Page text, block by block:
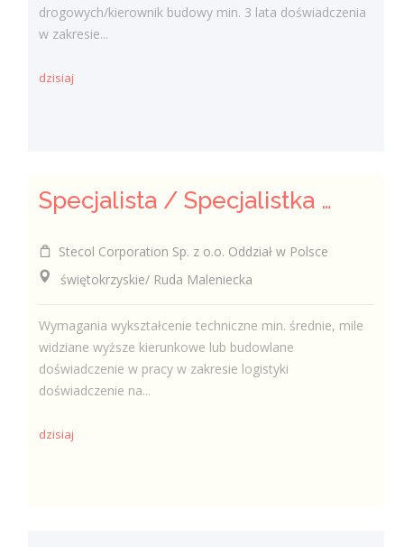
drogowych/kierownik budowy min. 3 lata doświadczenia
w zakresie...
dzisiaj
Specjalista / Specjalistka ds. Logistyki i Zaopatrzenia
Stecol Corporation Sp. z o.o. Oddział w Polsce
świętokrzyskie/ Ruda Maleniecka
Wymagania wykształcenie techniczne min. średnie, mile
widziane wyższe kierunkowe lub budowlane
doświadczenie w pracy w zakresie logistyki
doświadczenie na...
dzisiaj